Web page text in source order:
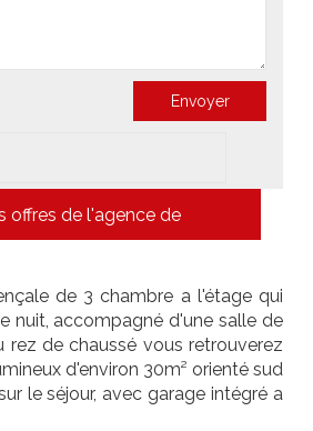
offres de l'agence de
de 3 chambre a l'étage qui
nuit, accompagné d'une salle de
rez de chaussé vous retrouverez
d'environ 30m² orienté sud
le séjour, avec garage intégré a